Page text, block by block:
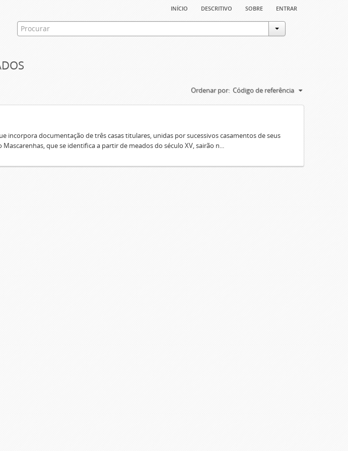
início descritivo sobre entrar
Ordenar por: Código de referência
incorpora documentação de três casas titulares, unidas por sucessivos casamentos de seus
que se identifica a partir de meados do século XV, sairão n...